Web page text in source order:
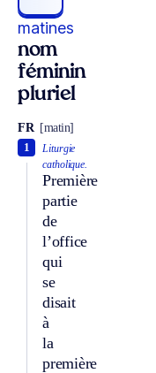
matines
nom
féminin
pluriel
FR [matin]
Liturgie
catholique.
Première
partie
de
l’office
qui
se
disait
à
la
première
1